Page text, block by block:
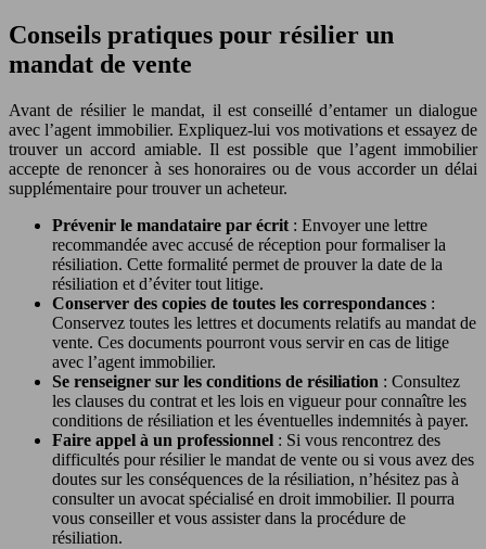
Conseils pratiques pour résilier un
mandat de vente
Avant de résilier le mandat, il est conseillé d’entamer un dialogue
avec l’agent immobilier. Expliquez-lui vos motivations et essayez de
trouver un accord amiable. Il est possible que l’agent immobilier
accepte de renoncer à ses honoraires ou de vous accorder un délai
supplémentaire pour trouver un acheteur.
Prévenir le mandataire par écrit : Envoyer une lettre
recommandée avec accusé de réception pour formaliser la
résiliation. Cette formalité permet de prouver la date de la
résiliation et d’éviter tout litige.
Conserver des copies de toutes les correspondances :
Conservez toutes les lettres et documents relatifs au mandat de
vente. Ces documents pourront vous servir en cas de litige
avec l’agent immobilier.
Se renseigner sur les conditions de résiliation : Consultez
les clauses du contrat et les lois en vigueur pour connaître les
conditions de résiliation et les éventuelles indemnités à payer.
Faire appel à un professionnel : Si vous rencontrez des
difficultés pour résilier le mandat de vente ou si vous avez des
doutes sur les conséquences de la résiliation, n’hésitez pas à
consulter un avocat spécialisé en droit immobilier. Il pourra
vous conseiller et vous assister dans la procédure de
résiliation.